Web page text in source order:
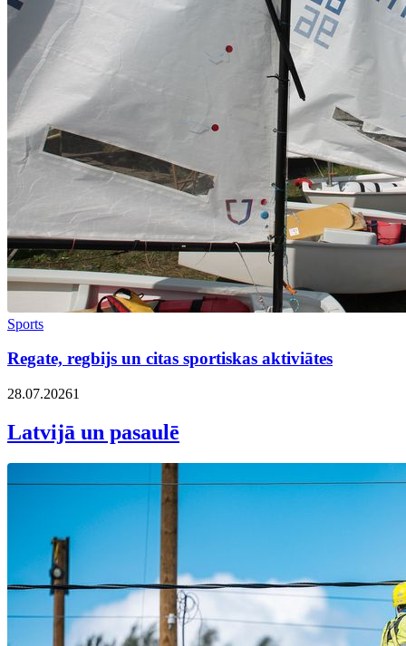
Sports
Regate, regbijs un citas sportiskas aktiviātes
28.07.20261
Latvijā un pasaulē